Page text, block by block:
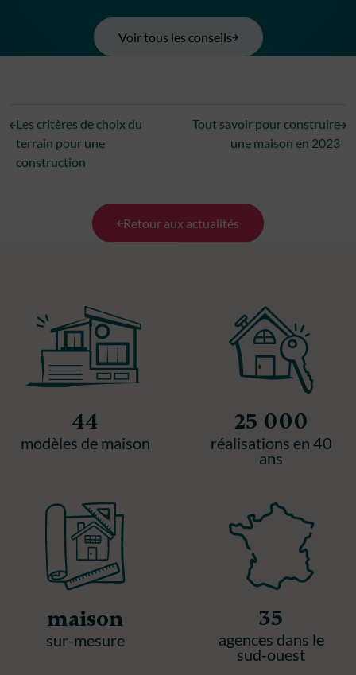
Voir tous les conseils
Les critères de choix du
terrain pour une
construction
Tout savoir pour construire
une maison en 2023
Retour aux actualités
44
modèles de maison
25 000
réalisations en 40
ans
maison
sur-mesure
35
agences dans le
sud-ouest